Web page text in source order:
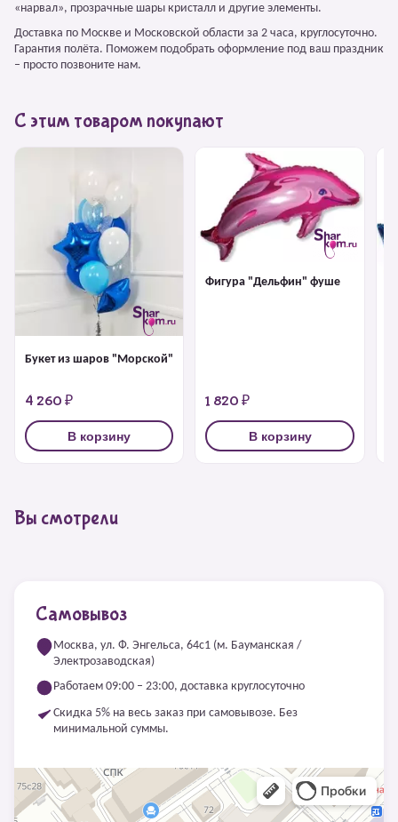
«нарвал», прозрачные шары кристалл и другие элементы.
Доставка по Москве и Московской области за 2 часа, круглосуточно.
Гарантия полёта. Поможем подобрать оформление под ваш праздник
– просто позвоните нам.
С этим товаром покупают
Букет из шаров "Морской"
4 260 ₽
В корзину
Фигура "Дельфин" фуше
1 820 ₽
В корзину
Вы смотрели
Самовывоз
Москва, ул. Ф. Энгельса, 64с1 (м. Бауманская /
Электрозаводская)
Работаем 09:00 – 23:00, доставка круглосуточно
Скидка 5% на весь заказ при самовывозе. Без
минимальной суммы.